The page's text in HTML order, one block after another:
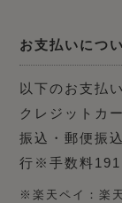
お支払いにつ
以下のお支払
クレジットカ
振込・郵便振
行※手数料191
※楽天ペイ：楽